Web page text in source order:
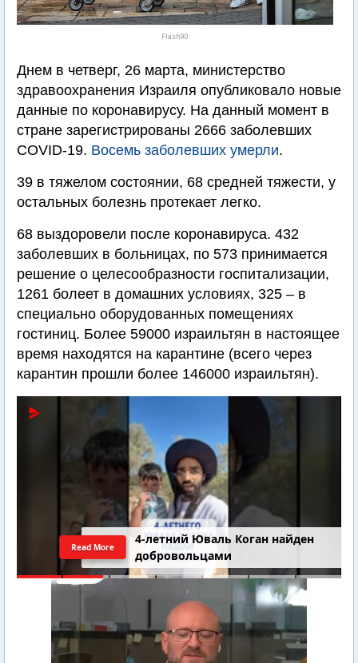
Flash90
Днем в четверг, 26 марта, министерство
здравоохранения Израиля опубликовало новые
данные по коронавирусу. На данный момент в
стране зарегистрированы 2666 заболевших
COVID-19. Восемь заболевших умерли.
39 в тяжелом состоянии, 68 средней тяжести, у
остальных болезнь протекает легко.
68 выздоровели после коронавируса. 432
заболевших в больницах, по 573 принимается
решение о целесообразности госпитализации,
1261 болеет в домашних условиях, 325 – в
специально оборудованных помещениях
гостиниц. Более 59000 израильтян в настоящее
время находятся на карантине (всего через
карантин прошли более 146000 израильтян).
4-летний Юваль Коган найден
добровольцами
Read More